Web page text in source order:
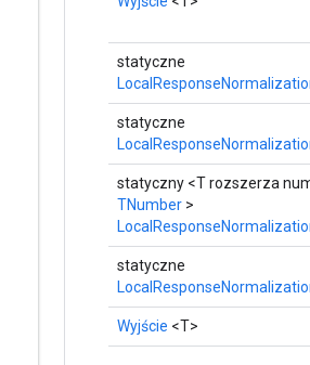
statyczne
statyczne
statyczny <T rozszerza
TNumber >
statyczne
Wyjście <T>